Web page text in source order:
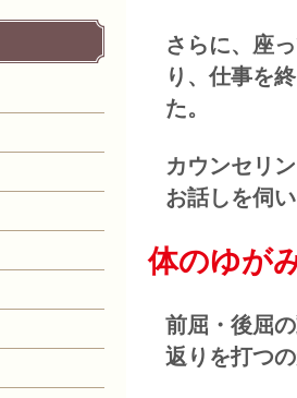
さらに、座
り、仕事を
た。
カウンセリ
お話しを伺い
体のゆが
前屈・後屈
返りを打つ